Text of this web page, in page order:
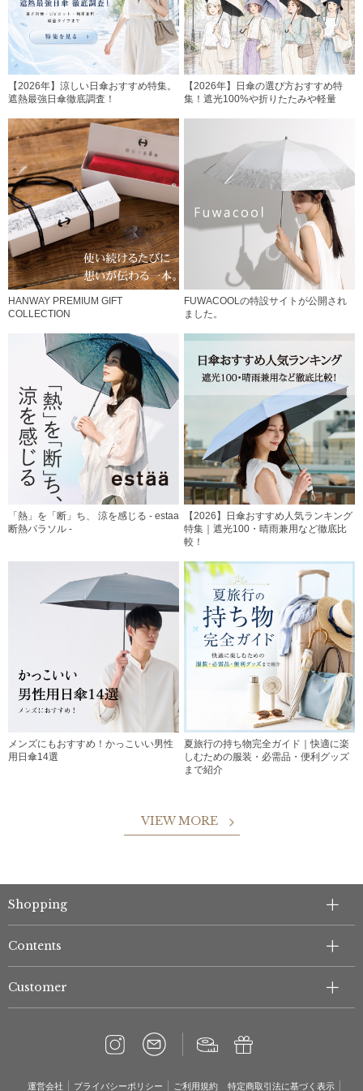
【2026年】涼しい日傘おすすめ特集。
遮熱最強日傘徹底調査！
【2026年】日傘の選び方おすすめ特
集！遮光100%や折りたたみや軽量
HANWAY PREMIUM GIFT
COLLECTION
FUWACOOLの特設サイトが公開され
ました。
「熱」を「断」ち、 涼を感じる - estaa
断熱パラソル -
【2026】日傘おすすめ人気ランキング
特集｜遮光100・晴雨兼用など徹底比
較！
メンズにもおすすめ！かっこいい男性
用日傘14選
夏旅行の持ち物完全ガイド｜快適に楽
しむための服装・必需品・便利グッズ
まで紹介
VIEW MORE
Shopping
Contents
Customer
運営会社 プライバシーポリシー ご利用規約 特定商取引法に基づく表示